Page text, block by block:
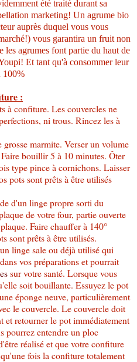
été traité durant sa
marketing! Un agrume bio
auprès duquel vous vous
vous garantira un fruit non
les agrumes font partie du haut de
Et tant qu'à consommer leur
100%
:
à confiture. Les couvercles ne
ni trous. Rincez les à
grosse marmite. Verser un volume
bouillir 5 à 10 minutes. Ôter
type pince à cornichons. Laisser
pots sont prêts à être utilisés
d'un linge propre sorti du
de votre four, partie ouverte
Faire chauffer à 140°
sont prêts à être utilisés.
linge sale ou déjà utilisé qui
vos préparations et pourrait
sur votre santé. Lorsque vous
soit bouillante. Essuyez le pot
éponge neuve, particulièrement
le couvercle. Le couvercle doit
et retourner le pot immédiatement
pourrez entendre un ploc
réalisé et que votre confiture
fois la confiture totalement